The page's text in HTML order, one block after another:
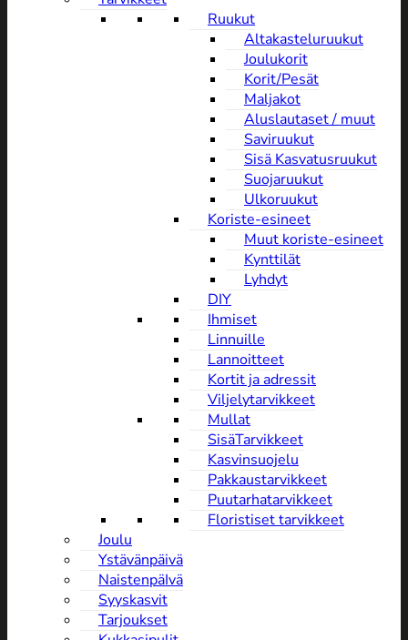
Ruukut
Altakasteluruukut
Joulukorit
Korit/Pesät
Maljakot
Aluslautaset / muut
Saviruukut
Sisä Kasvatusruukut
Suojaruukut
Ulkoruukut
Koriste-esineet
Muut koriste-esineet
Kynttilät
Lyhdyt
DIY
Ihmiset
Linnuille
Lannoitteet
Kortit ja adressit
Viljelytarvikkeet
Mullat
SisäTarvikkeet
Kasvinsuojelu
Pakkaustarvikkeet
Puutarhatarvikkeet
Floristiset tarvikkeet
Joulu
Ystävänpäivä
NaistenpäIvä
Syyskasvit
Tarjoukset